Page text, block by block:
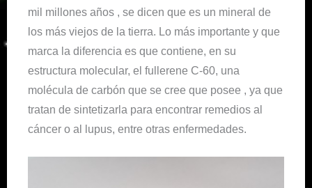
mil millones años , se dicen que es un mineral de
los más viejos de la tierra. Lo más importante y que
marca la diferencia es que contiene, en su
estructura molecular, el fullerene C-60, una
molécula de carbón que se cree que posee , ya que
tratan de sintetizarla para encontrar remedios al
cáncer o al lupus, entre otras enfermedades.